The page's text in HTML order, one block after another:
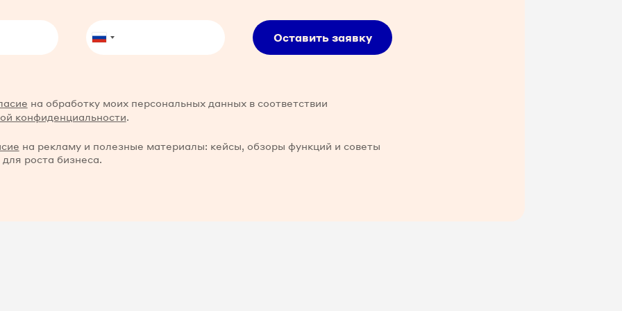
Оставить заявку
на обработку моих персональных данных в соответствии
конфиденциальности.
на рекламу и полезные материалы: кейсы, обзоры функций и советы
для роста бизнеса.